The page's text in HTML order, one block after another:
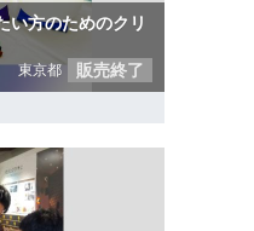
い方のためのクリ
東京都 販売終了